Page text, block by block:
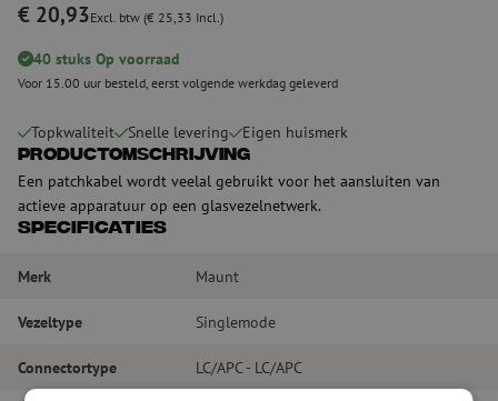
€ 20,93Excl. btw (€ 25,33 Incl.)
40 stuks Op voorraad
Voor 15.00 uur besteld, eerst volgende werkdag geleverd
Topkwaliteit Snelle levering Eigen huismerk
Productomschrijving
Een patchkabel wordt veelal gebruikt voor het aansluiten van
actieve apparatuur op een glasvezelnetwerk.
Specificaties
Merk Maunt
Vezeltype Singlemode
Connectortype LC/APC - LC/APC